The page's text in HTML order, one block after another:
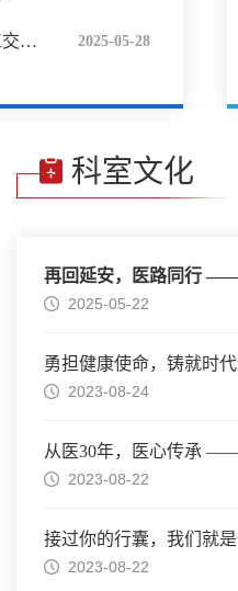
【会议通知】北医三院普外科微创治疗与医工交叉创新转化国际论坛暨微创手术演示周和专科医联体成立大会 2025-05-28
科室文化
2025-05-22
2023-08-24
2023-08-22
2023-08-22